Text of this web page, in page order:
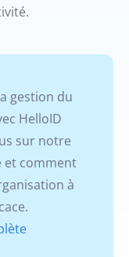
gestion du
HelloID
sur notre
et comment
à